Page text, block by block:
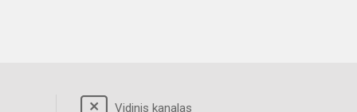
Vidinis kanalas